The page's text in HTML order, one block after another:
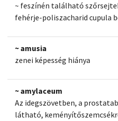
~ feszínén található
fehérje-poliszacharid cupula
~ amusia
zenei képesség hiánya
~ amylaceum
Az idegszövetben, a
látható,